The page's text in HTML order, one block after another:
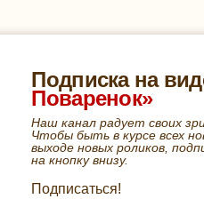
Подписка на
Поваренок»
Наш канал радует своих
Чтобы быть в курсе всех
выходе новых роликов,
на кнопку внизу.
Подписаться!